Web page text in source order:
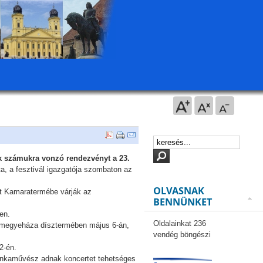
vonzó rendezvényt a 23.
a fesztivál igazgatója szombaton az
várják az
dísztermében május 6-án,
én.
adnak koncertet tehetséges
OLVASNAK
BENNÜNKET
Oldalainkat 236
vendég böngészi